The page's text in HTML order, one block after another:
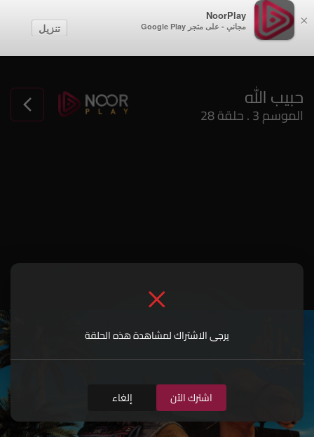
×
NoorPlay
مجاني - على متجر Google Play تنزيل
حبيب الله
الموسم 3 . حلقة 28
يرجى الاشتراك لمشاهدة هذه الحلقة
اشترك الآن إلغاء